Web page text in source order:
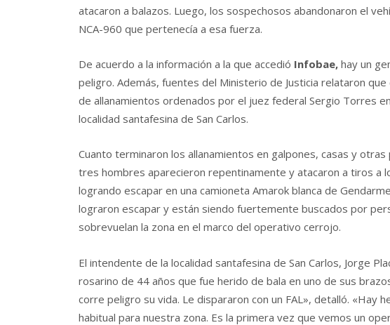
atacaron a balazos. Luego, los sospechosos abandonaron el
NCA-960 que pertenecía a esa fuerza.
De acuerdo a la información a la que accedió Infobae, hay un
peligro. Además, fuentes del Ministerio de Justicia relataron
de allanamientos ordenados por el juez federal Sergio Torres
localidad santafesina de San Carlos.
Cuanto terminaron los allanamientos en galpones, casas y
tres hombres aparecieron repentinamente y atacaron a tiros a
logrando escapar en una camioneta Amarok blanca de
lograron escapar y están siendo fuertemente buscados por
sobrevuelan la zona en el marco del operativo cerrojo.
El intendente de la localidad santafesina de San Carlos, Jorge
rosarino de 44 años que fue herido de bala en uno de sus
corre peligro su vida. Le dispararon con un FAL», detalló. «Hay
habitual para nuestra zona. Es la primera vez que vemos un